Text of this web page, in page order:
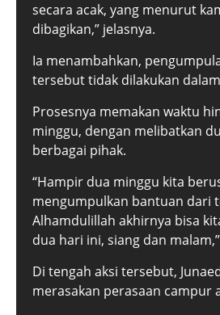
secara acak, yang menurut
dibagikan,” jelasnya.
Ia menambahkan,
tersebut tidak dilakukan
Prosesnya memakan waktu
minggu, dengan melibatkan
berbagai pihak.
“Hampir dua minggu kita
mengumpulkan bantuan dari
Alhamdulillah akhirnya bisa
dua hari ini, siang dan
Di tengah aksi tersebut,
merasakan perasaan campur